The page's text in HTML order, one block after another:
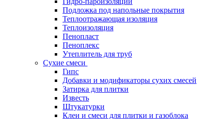
Подложка под напольные покрытия
Теплоотражающая изоляция
Теплоизоляция
Пенопласт
Пеноплекс
Утеплитель для труб
Сухие смеси
Гипс
Добавки и модификаторы сухих смесей
Затирка для плитки
Известь
Штукатурки
Клеи и смеси для плитки и газоблока